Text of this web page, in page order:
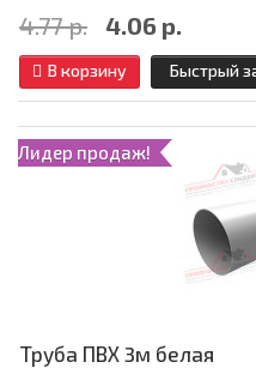
4.77 р. 4.06 р.
В корзину Быстрый
Лидер продаж!
Труба ПВХ 3м белая